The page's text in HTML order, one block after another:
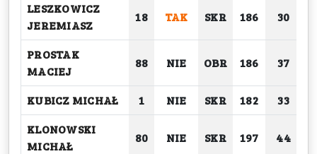
LESZKOWICZ
JEREMIASZ
18 TAK SKR 186 30
PROSTAK
MACIEJ
88 NIE OBR 186 37
KUBICZ MICHAŁ 1 NIE SKR 182 33
KLONOWSKI
MICHAŁ
80 NIE SKR 197 44